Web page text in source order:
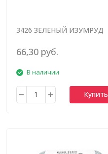
3426 ЗЕЛЕНЫЙ ИЗУМРУД
66,30 руб.
В наличии
Купить